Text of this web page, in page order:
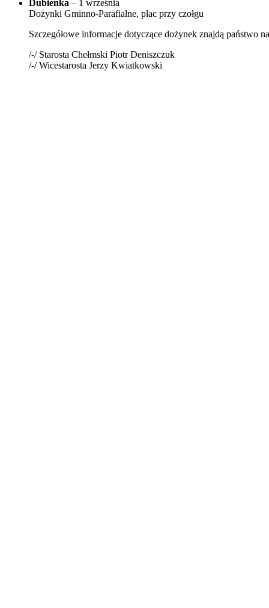
Dubienka – 1 września
Dożynki Gminno-Parafialne, plac przy czołgu
Szczegółowe informacje dotyczące dożynek znajdą państwo
/-/ Starosta Chełmski Piotr Deniszczuk
/-/ Wicestarosta Jerzy Kwiatkowski